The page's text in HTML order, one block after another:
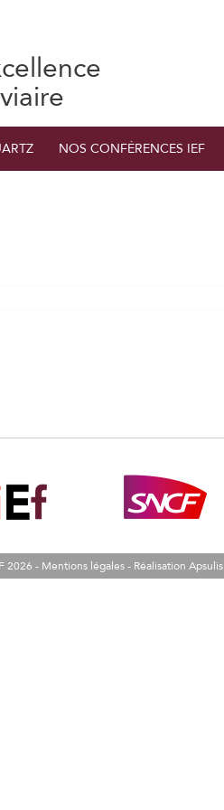
NOS CONFÉRENCES IEF
2026 - Mentions légales- Réalisation Apsulis